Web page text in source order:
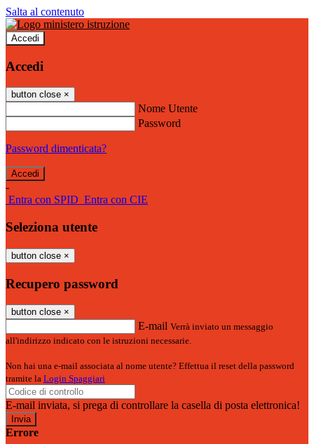
Salta al contenuto
Accedi
Accedi
button close ×
Nome Utente
Password
Password dimenticata?
-
Entra con SPID Entra con CIE
Seleziona utente
button close ×
Recupero password
button close ×
E-mail Verrà inviato un messaggio
all'indirizzo indicato con le istruzioni necessarie.
Non hai una e-mail associata al nome utente? Effettua il reset della password
tramite la Login Spaggiari
E-mail inviata, si prega di controllare la casella di posta elettronica!
Errore